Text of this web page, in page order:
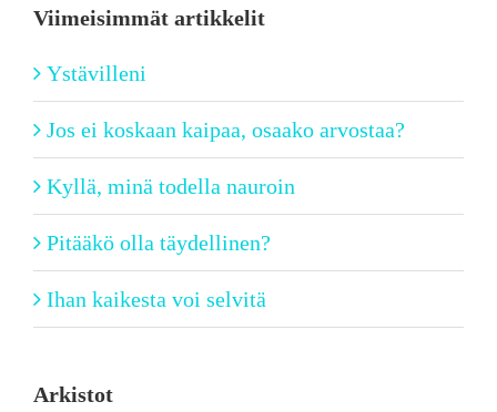
Viimeisimmät artikkelit
Ystävilleni
Jos ei koskaan kaipaa, osaako arvostaa?
Kyllä, minä todella nauroin
Pitääkö olla täydellinen?
Ihan kaikesta voi selvitä
Arkistot